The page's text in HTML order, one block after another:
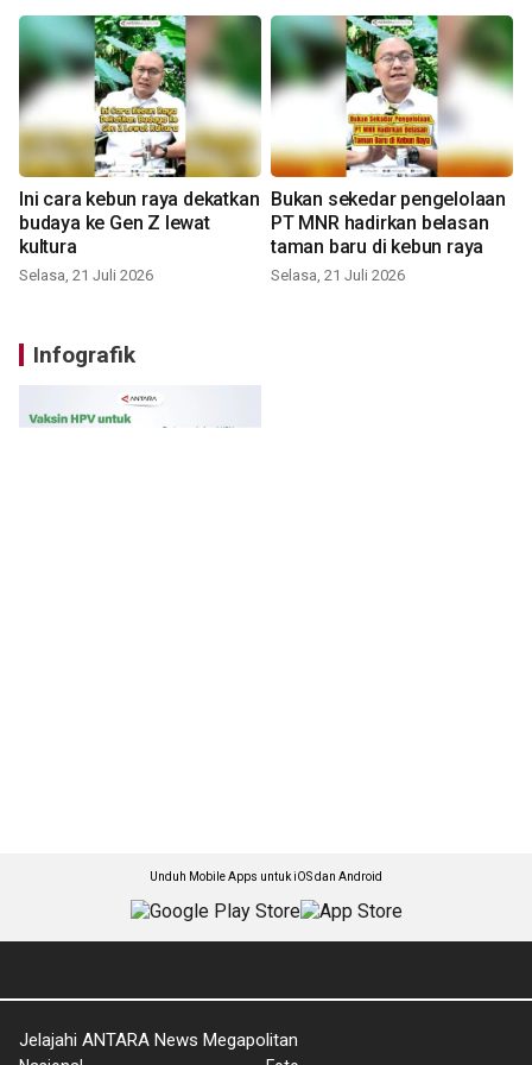
Ini cara kebun raya dekatkan
budaya ke Gen Z lewat
kultura
Selasa, 21 Juli 2026
Bukan sekedar pengelolaan
PT MNR hadirkan belasan
taman baru di kebun raya
Selasa, 21 Juli 2026
Infografik
Unduh Mobile Apps untuk iOS dan Android
Jelajahi ANTARA News Megapolitan